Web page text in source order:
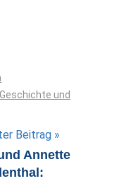
und
Beitrag
Annette